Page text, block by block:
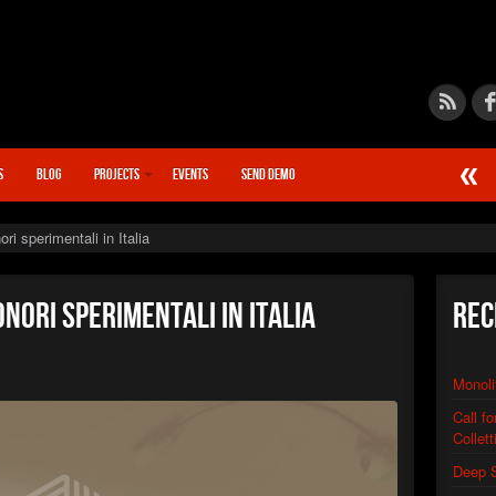
BLOG PROJECTS EVENTS SEND DEMO
STN666
►
►
STN666
► Warp
►
XSTN
►
sperimentali in Italia
sperimentali in Italia
Call
Deep